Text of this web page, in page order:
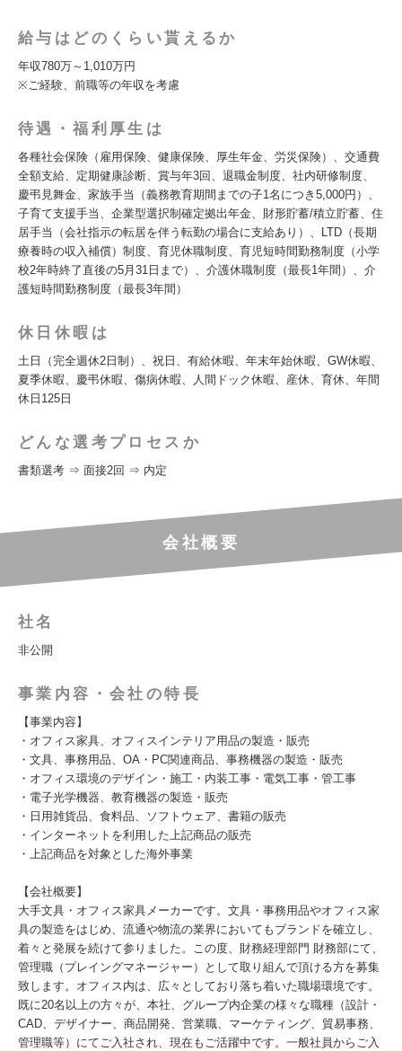
給与はどのくらい貰えるか
年収780万～1,010万円
※ご経験、前職等の年収を考慮
待遇・福利厚生は
各種社会保険（雇用保険、健康保険、厚生年金、労災保険）、交通費
全額支給、定期健康診断、賞与年3回、退職金制度、社内研修制度、
慶弔見舞金、家族手当（義務教育期間までの子1名につき5,000円）、
子育て支援手当、企業型選択制確定拠出年金、財形貯蓄/積立貯蓄、住
居手当（会社指示の転居を伴う転勤の場合に支給あり）、LTD（長期
療養時の収入補償）制度、育児休職制度、育児短時間勤務制度（小学
校2年時終了直後の5月31日まで）、介護休職制度（最長1年間）、介
護短時間勤務制度（最長3年間）
休日休暇は
土日（完全週休2日制）、祝日、有給休暇、年末年始休暇、GW休暇、
夏季休暇、慶弔休暇、傷病休暇、人間ドック休暇、産休、育休、年間
休日125日
どんな選考プロセスか
書類選考 ⇒ 面接2回 ⇒ 内定
会社概要
社名
非公開
事業内容・会社の特長
【事業内容】
・オフィス家具、オフィスインテリア用品の製造・販売
・文具、事務用品、OA・PC関連商品、事務機器の製造・販売
・オフィス環境のデザイン・施工・内装工事・電気工事・管工事
・電子光学機器、教育機器の製造・販売
・日用雑貨品、食料品、ソフトウェア、書籍の販売
・インターネットを利用した上記商品の販売
・上記商品を対象とした海外事業
【会社概要】
大手文具・オフィス家具メーカーです。文具・事務用品やオフィス家
具の製造をはじめ、流通や物流の業界においてもブランドを確立し、
着々と発展を続けて参りました。この度、財務経理部門 財務部にて、
管理職（プレイングマネージャー）として取り組んで頂ける方を募集
致します。オフィス内は、広々としており落ち着いた職場環境です。
既に20名以上の方々が、本社、グループ内企業の様々な職種（設計・
CAD、デザイナー、商品開発、営業職、マーケティング、貿易事務、
管理職等）にてご入社され、現在もご活躍中です。一般社員からご入